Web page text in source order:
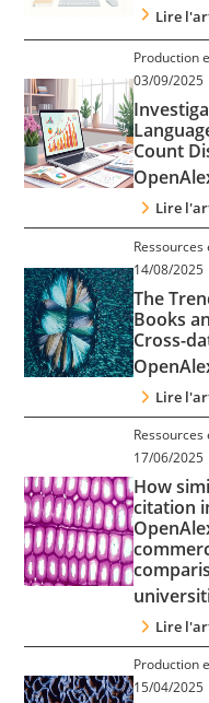
Lire
Production
03/09/2025
Count
Lire
Ressources
14/08/2025
The
Books
Cross-
Lire
Ressources
17/06/2025
How
citation
Lire
Production
15/04/2025